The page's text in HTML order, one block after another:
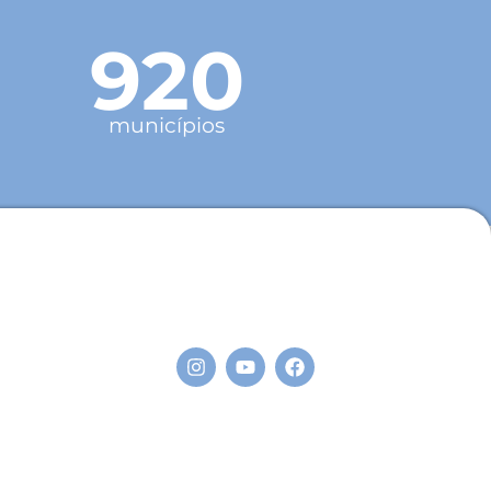
920
municípios